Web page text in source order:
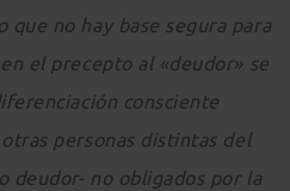
que no hay base segura para
el precepto al «deudor» se
consciente
personas distintas del
deudor- no obligados por la